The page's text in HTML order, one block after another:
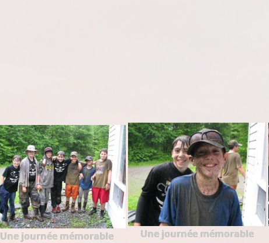
Une journée mémorable Une journée mémorable